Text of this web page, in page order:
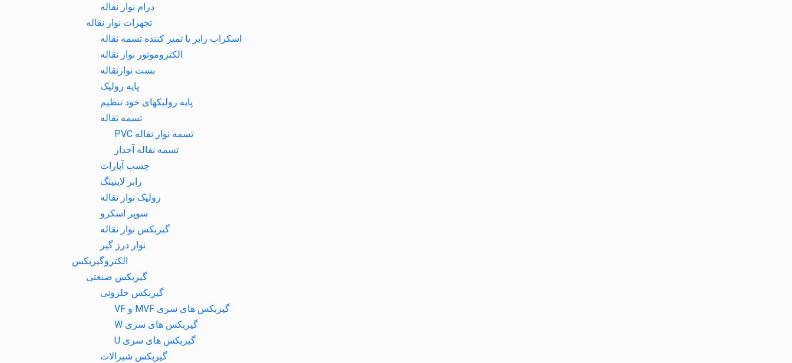
درام نوار نقاله
تجهزات نوار نقاله
اسکراب رابر یا تمیز کننده تسمه نقاله
الکتروموتور نوار نقاله
بست نوارنقاله
پایه رولیک
پایه رولیکهای خود تنظیم
تسمه نقاله
تسمه نوار نقاله PVC
تسمه نقاله آجدار
چسب آپارات
رابر لاینینگ
رولیک نوار نقاله
سوپر اسکرو
گیربکس نوار نقاله
نوار درز گیر
الکتروگیربکس
گیربکس صنعتی
گیربکس حلزونی
گیربکس های سری MVF و VF
گیربکس های سری W
گیربکس های سری U
گیربکس شیرالات